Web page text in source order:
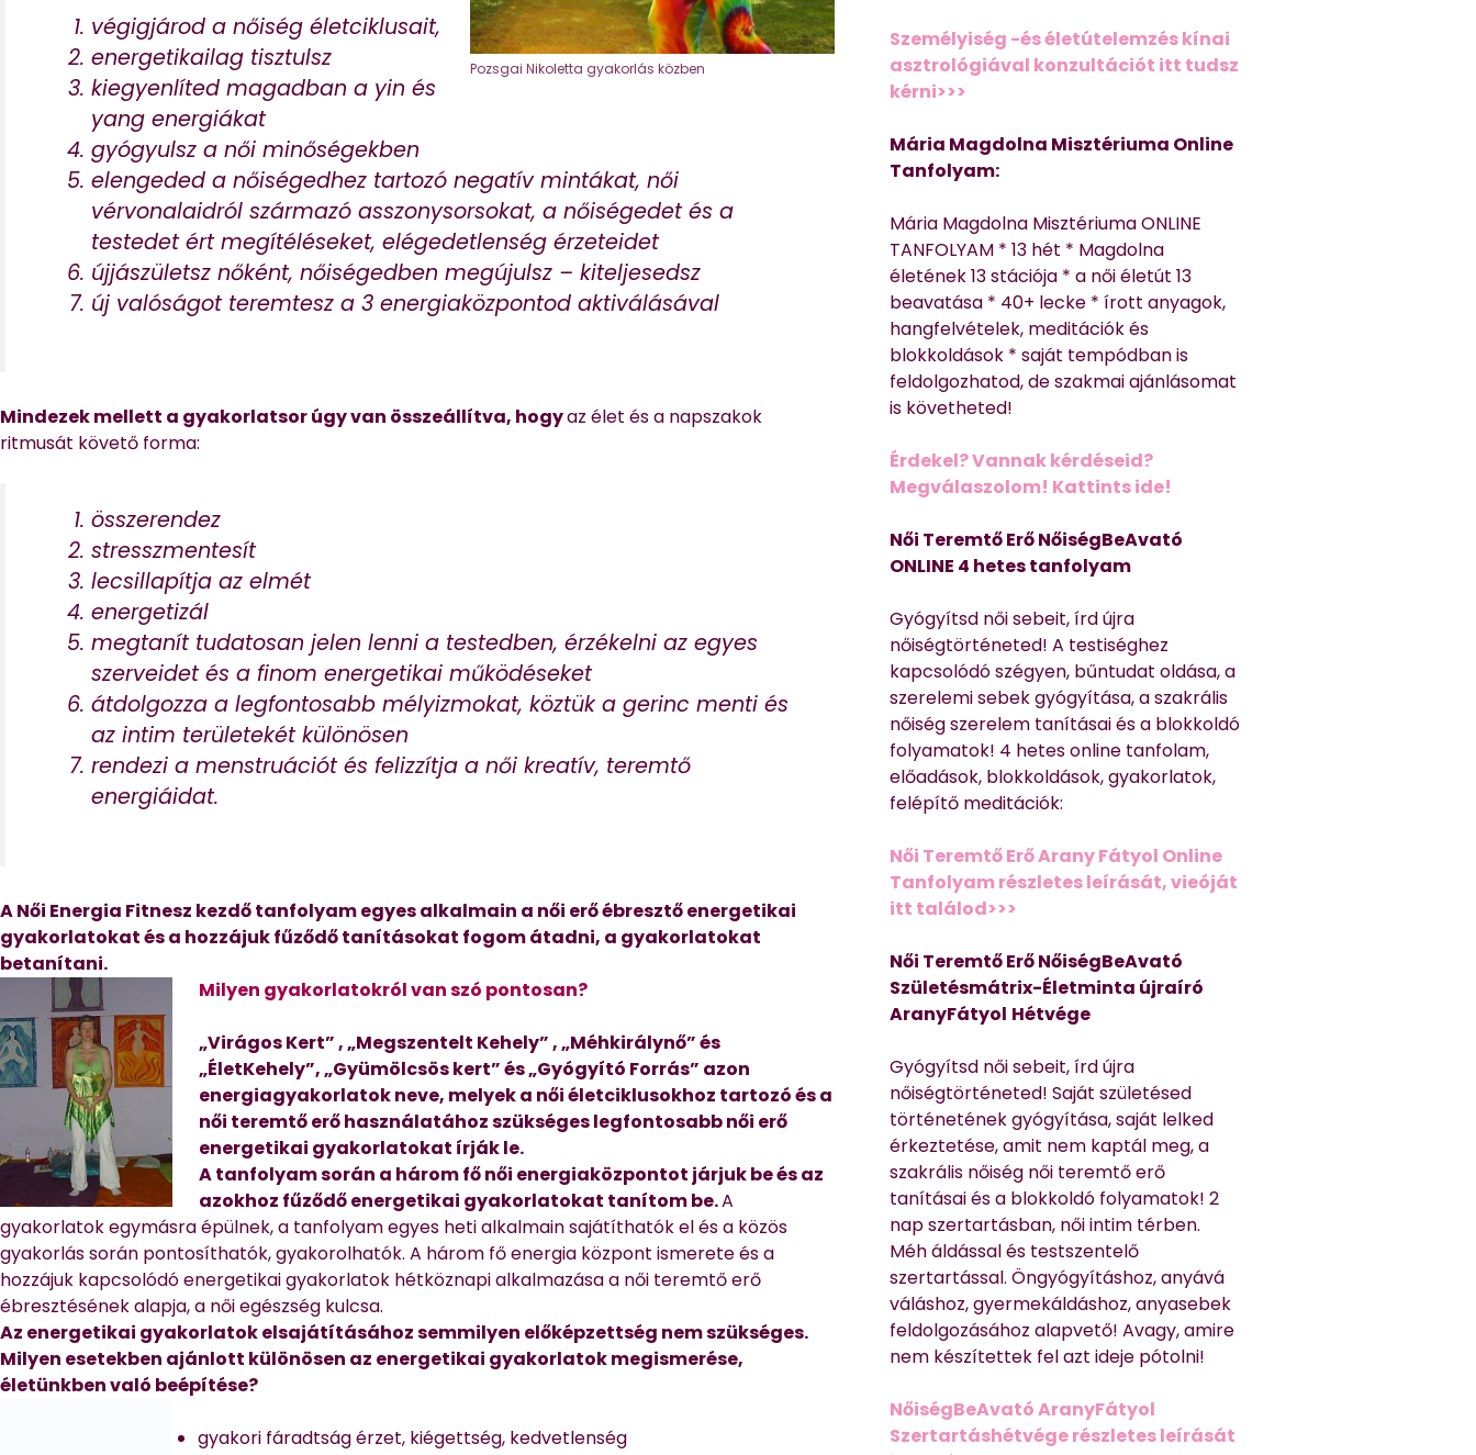
Pozsgai Nikoletta gyakorlás közben
végigjárod a nőiség életciklusait,
energetikailag tisztulsz
kiegyenlíted magadban a yin és
yang energiákat
gyógyulsz a női minőségekben
elengeded a nőiségedhez tartozó negatív mintákat, női
vérvonalaidról származó asszonysorsokat, a nőiségedet és a
testedet ért megítéléseket, elégedetlenség érzeteidet
újjászületsz nőként, nőiségedben megújulsz – kiteljesedsz
új valóságot teremtesz a 3 energiaközpontod aktiválásával
Mindezek mellett a gyakorlatsor úgy van összeállítva, hogyaz élet és a napszakok
ritmusát követő forma:
összerendez
stresszmentesít
lecsillapítja az elmét
energetizál
megtanít tudatosan jelen lenni a testedben, érzékelni az egyes
szerveidet és a finom energetikai működéseket
átdolgozza a legfontosabb mélyizmokat, köztük a gerinc menti és
az intim területekét különösen
rendezi a menstruációt és felizzítja a női kreatív, teremtő
energiáidat.
A Női Energia Fitnesz kezdő tanfolyam egyes alkalmain a női erő ébresztő energetikai
gyakorlatokat és a hozzájuk fűződő tanításokat fogom átadni, a gyakorlatokat
betanítani.
Milyen gyakorlatokról van szó pontosan?
„Virágos Kert” , „Megszentelt Kehely” ,„Méhkirálynő” és
„ÉletKehely”, „Gyümölcsös kert” és „Gyógyító Forrás” azon
energiagyakorlatok neve, melyeka női életciklusokhoz tartozóés a
női teremtő erő használatához szükséges legfontosabb női erő
energetikai gyakorlatokat írják le.
A tanfolyam során a három fő női energiaközpontot járjuk be és az
azokhoz fűződő energetikai gyakorlatokat tanítom be.A
gyakorlatok egymásra épülnek, a tanfolyam egyes heti alkalmain sajátíthatók el és a közös
gyakorlás során pontosíthatók, gyakorolhatók. A három fő energia központ ismerete és a
hozzájuk kapcsolódó energetikai gyakorlatok hétköznapi alkalmazása a női teremtő erő
ébresztésének alapja, a női egészség kulcsa.
Az energetikai gyakorlatok elsajátításához semmilyen előképzettség nem szükséges.
Milyen esetekben ajánlott különösen az energetikai gyakorlatok megismerése,
életünkben való beépítése?
gyakori fáradtság érzet, kiégettség, kedvetlenség
Személyiség -és életútelemzés kínai
asztrológiával konzultációt itt tudsz
kérni>>>
Mária Magdolna Misztériuma Online
Tanfolyam:
Mária Magdolna Misztériuma ONLINE
TANFOLYAM * 13 hét * Magdolna
életének 13 stációja * a női életút 13
beavatása * 40+ lecke * írott anyagok,
hangfelvételek, meditációk és
blokkoldások * saját tempódban is
feldolgozhatod, de szakmai ajánlásomat
is követheted!
Érdekel? Vannak kérdéseid?
Megválaszolom! Kattints ide!
Női Teremtő Erő NőiségBeAvató
ONLINE 4 hetes tanfolyam
Gyógyítsd női sebeit, írd újra
nőiségtörténeted! A testiséghez
kapcsolódó szégyen, bűntudat oldása, a
szerelemi sebek gyógyítása, a szakrális
nőiség szerelem tanításai és a blokkoldó
folyamatok! 4 hetes online tanfolam,
előadások, blokkoldások, gyakorlatok,
felépítő meditációk:
Női Teremtő Erő Arany Fátyol Online
Tanfolyam részletes leírását, vieóját
itt találod>>>
Női Teremtő Erő NőiségBeAvató
Születésmátrix-Életminta újraíró
AranyFátyol Hétvége
Gyógyítsd női sebeit, írd újra
nőiségtörténeted! Saját születésed
történetének gyógyítása, saját lelked
érkeztetése, amit nem kaptál meg, a
szakrális nőiség női teremtő erő
tanításai és a blokkoldó folyamatok! 2
nap szertartásban, női intim térben.
Méh áldással és testszentelő
szertartással. Öngyógyításhoz, anyává
váláshoz, gyermekáldáshoz, anyasebek
feldolgozásához alapvető! Avagy, amire
nem készítettek fel azt ideje pótolni!
NőiségBeAvató AranyFátyol
Szertartáshétvége részletes leírását